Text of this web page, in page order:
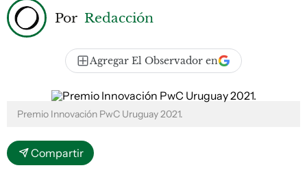
Por Redacción
Agregar El Observador en
Premio Innovación PwC Uruguay 2021.
Compartir